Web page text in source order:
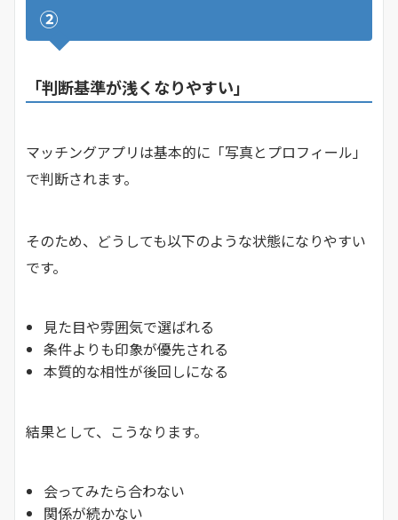
②
「判断基準が浅くなりやすい」
マッチングアプリは基本的に「写真とプロフィール」
で判断されます。
そのため、どうしても以下のような状態になりやすい
です。
見た目や雰囲気で選ばれる
条件よりも印象が優先される
本質的な相性が後回しになる
結果として、こうなります。
会ってみたら合わない
関係が続かない